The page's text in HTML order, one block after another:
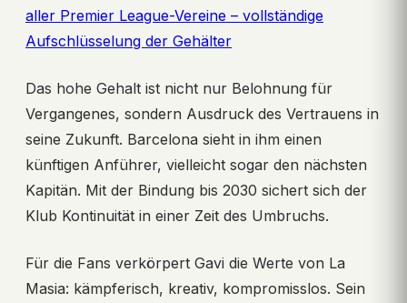
aller Premier League-Vereine – vollständige
Aufschlüsselung der Gehälter
Das hohe Gehalt ist nicht nur Belohnung für
Vergangenes, sondern Ausdruck des Vertrauens in
seine Zukunft. Barcelona sieht in ihm einen
künftigen Anführer, vielleicht sogar den nächsten
Kapitän. Mit der Bindung bis 2030 sichert sich der
Klub Kontinuität in einer Zeit des Umbruchs.
Für die Fans verkörpert Gavi die Werte von La
Masia: kämpferisch, kreativ, kompromisslos. Sein